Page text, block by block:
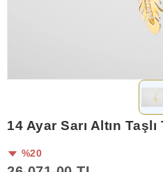
14 Ayar Sarı Altın
%20